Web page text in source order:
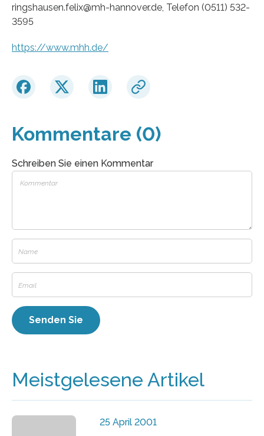
ringshausen.felix@mh-hannover.de, Telefon (0511) 532-
3595
https://www.mhh.de/
Kommentare (0)
Schreiben Sie einen Kommentar
Meistgelesene Artikel
25 April 2001